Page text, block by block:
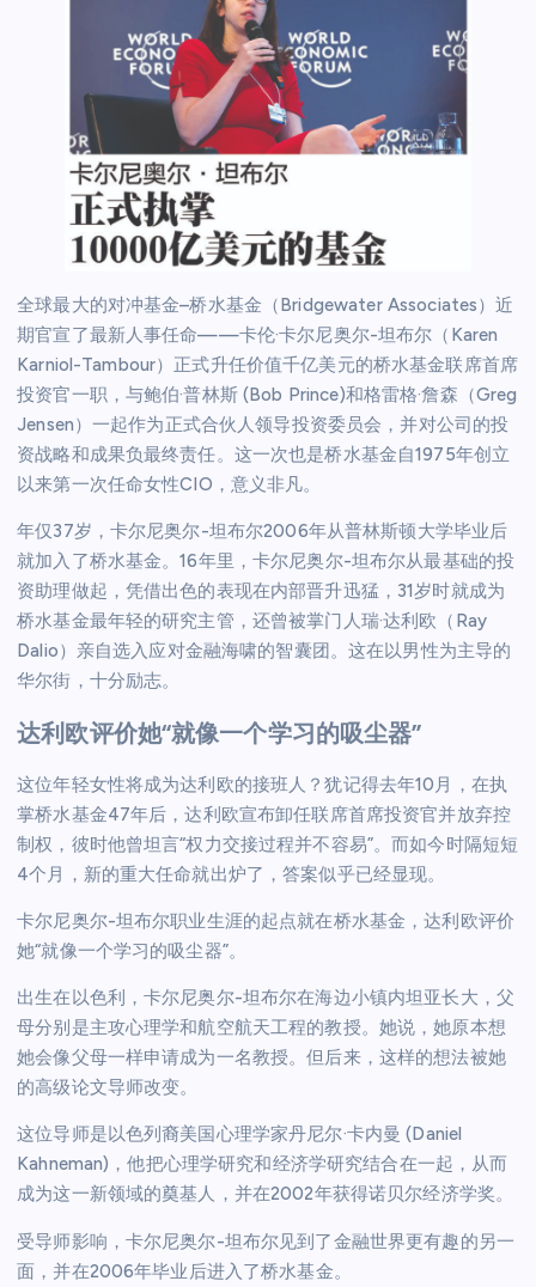
全球最大的对冲基金–桥水基金（Bridgewater Associates）近
期官宣了最新人事任命——卡伦·卡尔尼奥尔-坦布尔（Karen
Karniol-Tambour）正式升任价值千亿美元的桥水基金联席首席
投资官一职，与鲍伯·普林斯 (Bob Prince)和格雷格·詹森（Greg
Jensen）一起作为正式合伙人领导投资委员会，并对公司的投
资战略和成果负最终责任。这一次也是桥水基金自1975年创立
以来第一次任命女性CIO，意义非凡。
年仅37岁，卡尔尼奥尔-坦布尔2006年从普林斯顿大学毕业后
就加入了桥水基金。16年里，卡尔尼奥尔-坦布尔从最基础的投
资助理做起，凭借出色的表现在内部晋升迅猛，31岁时就成为
桥水基金最年轻的研究主管，还曾被掌门人瑞·达利欧（Ray
Dalio）亲自选入应对金融海啸的智囊团。这在以男性为主导的
华尔街，十分励志。
达利欧评价她“就像一个学习的吸尘器”
这位年轻女性将成为达利欧的接班人？犹记得去年10月，在执
掌桥水基金47年后，达利欧宣布卸任联席首席投资官并放弃控
制权，彼时他曾坦言“权力交接过程并不容易”。而如今时隔短短
4个月，新的重大任命就出炉了，答案似乎已经显现。
卡尔尼奥尔-坦布尔职业生涯的起点就在桥水基金，达利欧评价
她“就像一个学习的吸尘器”。
出生在以色利，卡尔尼奥尔-坦布尔在海边小镇内坦亚长大，父
母分别是主攻心理学和航空航天工程的教授。她说，她原本想
她会像父母一样申请成为一名教授。但后来，这样的想法被她
的高级论文导师改变。
这位导师是以色列裔美国心理学家丹尼尔·卡内曼 (Daniel
Kahneman)，他把心理学研究和经济学研究结合在一起，从而
成为这一新领域的奠基人，并在2002年获得诺贝尔经济学奖。
受导师影响，卡尔尼奥尔-坦布尔见到了金融世界更有趣的另一
面，并在2006年毕业后进入了桥水基金。